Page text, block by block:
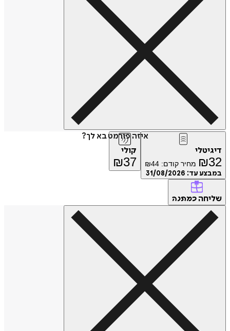
איזה פורמט בא לך?
דיגיטלי
₪32 מחיר קודם: ₪44
במבצע עד: 31/08/2026
קולי
₪37
שליחה כמתנה